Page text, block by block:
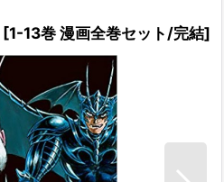
[1-13巻 漫画全巻セット/完結]